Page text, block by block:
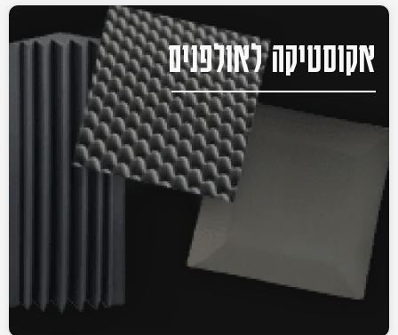
אקוסטיקה לאולפנים